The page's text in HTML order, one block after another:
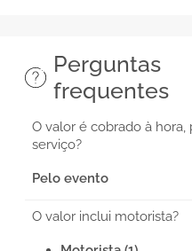
Perguntas
frequentes
O valor é cobrado à
serviço?
Pelo evento
O valor inclui motorista?